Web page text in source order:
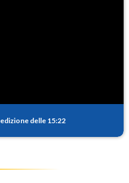
edizione delle 15:22